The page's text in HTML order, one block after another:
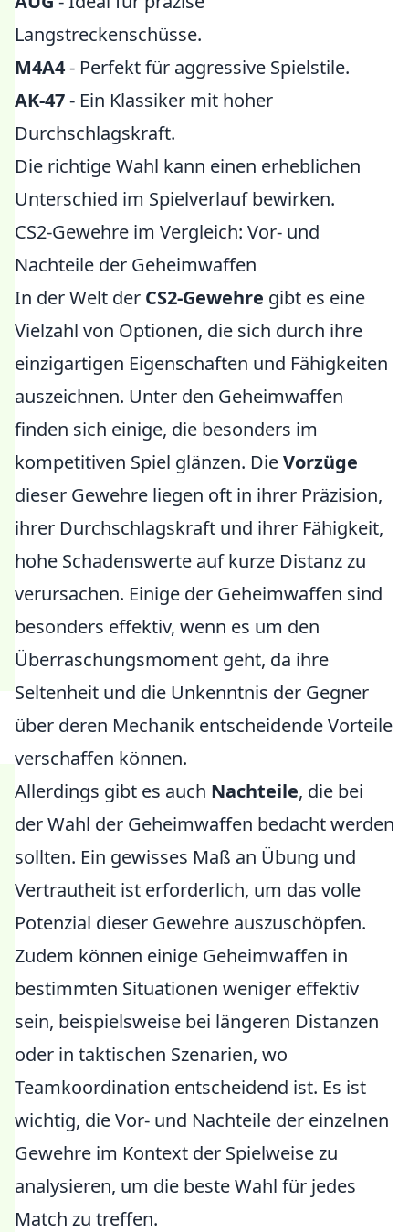
Langstreckenschüsse.
M4A4- Perfekt für aggressive Spielstile.
AK-47- Ein Klassiker mit hoher
Durchschlagskraft.
Die richtige Wahl kann einen erheblichen
Unterschied im Spielverlauf bewirken.
CS2-Gewehre im Vergleich: Vor- und
Nachteile der Geheimwaffen
In der Welt der CS2-Gewehre gibt es eine
Vielzahl von Optionen, die sich durch ihre
einzigartigen Eigenschaften und Fähigkeiten
auszeichnen. Unter den Geheimwaffen
finden sich einige, die besonders im
kompetitiven Spiel glänzen. DieVorzüge
dieser Gewehre liegen oft in ihrer Präzision,
ihrer Durchschlagskraft und ihrer Fähigkeit,
hohe Schadenswerte auf kurze Distanz zu
verursachen. Einige der Geheimwaffen sind
besonders effektiv, wenn es um den
Überraschungsmoment geht, da ihre
Seltenheit und die Unkenntnis der Gegner
über deren Mechanik entscheidende Vorteile
verschaffen können.
Allerdings gibt es auch Nachteile, die bei
der Wahl der Geheimwaffen bedacht werden
sollten. Ein gewisses Maß an Übung und
Vertrautheit ist erforderlich, um das volle
Potenzial dieser Gewehre auszuschöpfen.
Zudem können einige Geheimwaffen in
bestimmten Situationen weniger effektiv
sein, beispielsweise bei längeren Distanzen
oder in taktischen Szenarien, wo
Teamkoordination entscheidend ist. Es ist
wichtig, die Vor- und Nachteile der einzelnen
Gewehre im Kontext der Spielweise zu
analysieren, um die beste Wahl für jedes
Match zu treffen.